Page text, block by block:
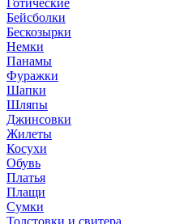
Готические
Бейсболки
Бескозырки
Немки
Панамы
Фуражки
Шапки
Шляпы
Джинсовки
Жилеты
Косухи
Обувь
Платья
Плащи
Сумки
Толстовки и свитера